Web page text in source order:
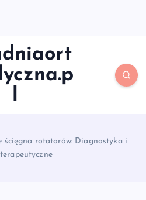
l
ścięgna rotatorów: Diagnostyka i